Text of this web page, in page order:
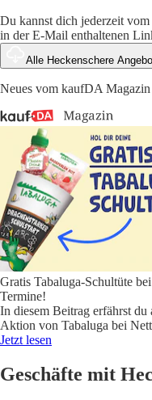
Du kannst dich jederzeit
in der E-Mail enthaltenen
Alle Heckenschere
Neues vom kaufDA Magazin
Gratis Tabaluga-Schultüte
Termine!
In diesem Beitrag erfährst du
Aktion von Tabaluga bei
Jetzt lesen
Geschäfte mit